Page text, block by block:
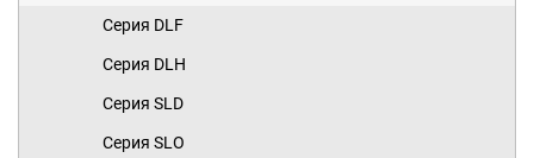
Серия DLF
Серия DLH
Серия SLD
Серия SLO